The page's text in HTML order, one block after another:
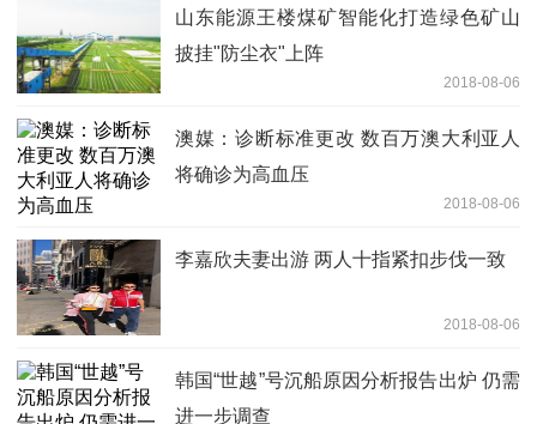
山东能源王楼煤矿智能化打造绿色矿山
披挂"防尘衣"上阵
2018-08-06
澳媒：诊断标准更改 数百万澳大利亚人
将确诊为高血压
2018-08-06
李嘉欣夫妻出游 两人十指紧扣步伐一致
2018-08-06
韩国“世越”号沉船原因分析报告出炉 仍需
进一步调查